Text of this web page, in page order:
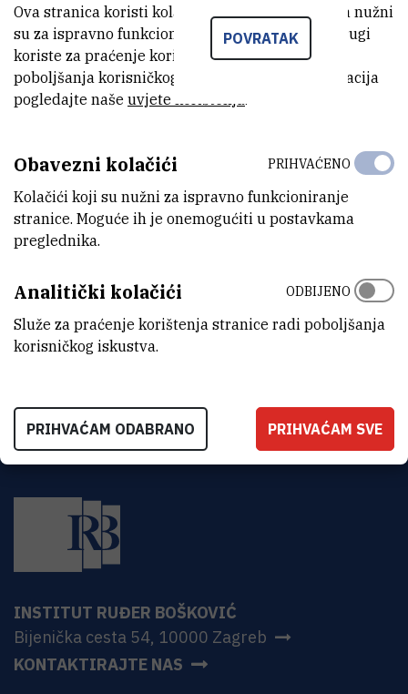
MiaMesić
Asistent
Zavod za kemiju materijala
LABORATORIJ
ADRESA
Institut Ruđer Bošković
Bijenička 54
HR-10000 Zagreb
INSTITUT RUĐER BOŠKOVIĆ
Bijenička cesta 54, 10000 Zagreb
KONTAKTIRAJTE NAS
POVRATAK
Ova stranica koristi kolačiće. Neki od tih kolačića nužni
su za ispravno funkcioniranje stranice, dok se drugi
koriste za praćenje korištenja stranice radi
poboljšanja korisničkog iskustva. Za više informacija
pogledajte naše uvjete korištenja.
Obavezni kolačići
Kolačići koji su nužni za ispravno funkcioniranje
stranice. Moguće ih je onemogućiti u postavkama
preglednika.
PRIHVAĆENO
Analitički kolačići
Služe za praćenje korištenja stranice radi poboljšanja
korisničkog iskustva.
ODBIJENO
PRIHVAĆAM ODABRANO PRIHVAĆAM SVE